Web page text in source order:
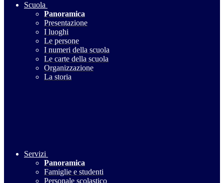
Scuola
Panoramica
Presentazione
I luoghi
Le persone
I numeri della scuola
Le carte della scuola
Organizzazione
La storia
Servizi
Panoramica
Famiglie e studenti
Personale scolastico